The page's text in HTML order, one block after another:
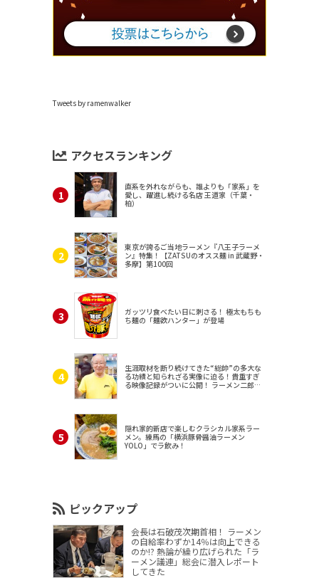
Tweets by ramenwalker
アクセスランキング
直系を外れながらも、誰よりも「家系」を
愛し、躍進し続ける名店 王道家（千葉・
柏）
東京が誇るご当地ラーメン『八王子ラーメ
ン』特集！【ZATSUのオスス麺 in 武蔵野・
多摩】第100回
ガッツリ食べたい日に刺さる！ 極太もちも
ち麺の「麺欲ハンター」が登場
生涯取材を断り続けてきた“総帥”の多大な
る功績と知られざる実像に迫る！貴重すぎ
る映像記録がついに公開！ ラーメン二郎
隠れ家的新店で楽しむクラシカル家系ラー
メン。練馬の「横浜豚骨醤油ラーメン
YOLO」でラ飲み！
ピックアップ
会長は石破茂次期首相！ ラーメン
の自給率わずか14％は向上できる
のか!? 熱論が繰り広げられた「ラ
ーメン議連」総会に潜入レポート
してきた